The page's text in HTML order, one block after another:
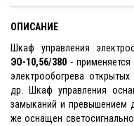
ОПИСАНИЕ
Шкаф управления
ЭО-10,56/380 -
электрообогрева
др. Шкаф управления
замыканий и превышением
же оснащен